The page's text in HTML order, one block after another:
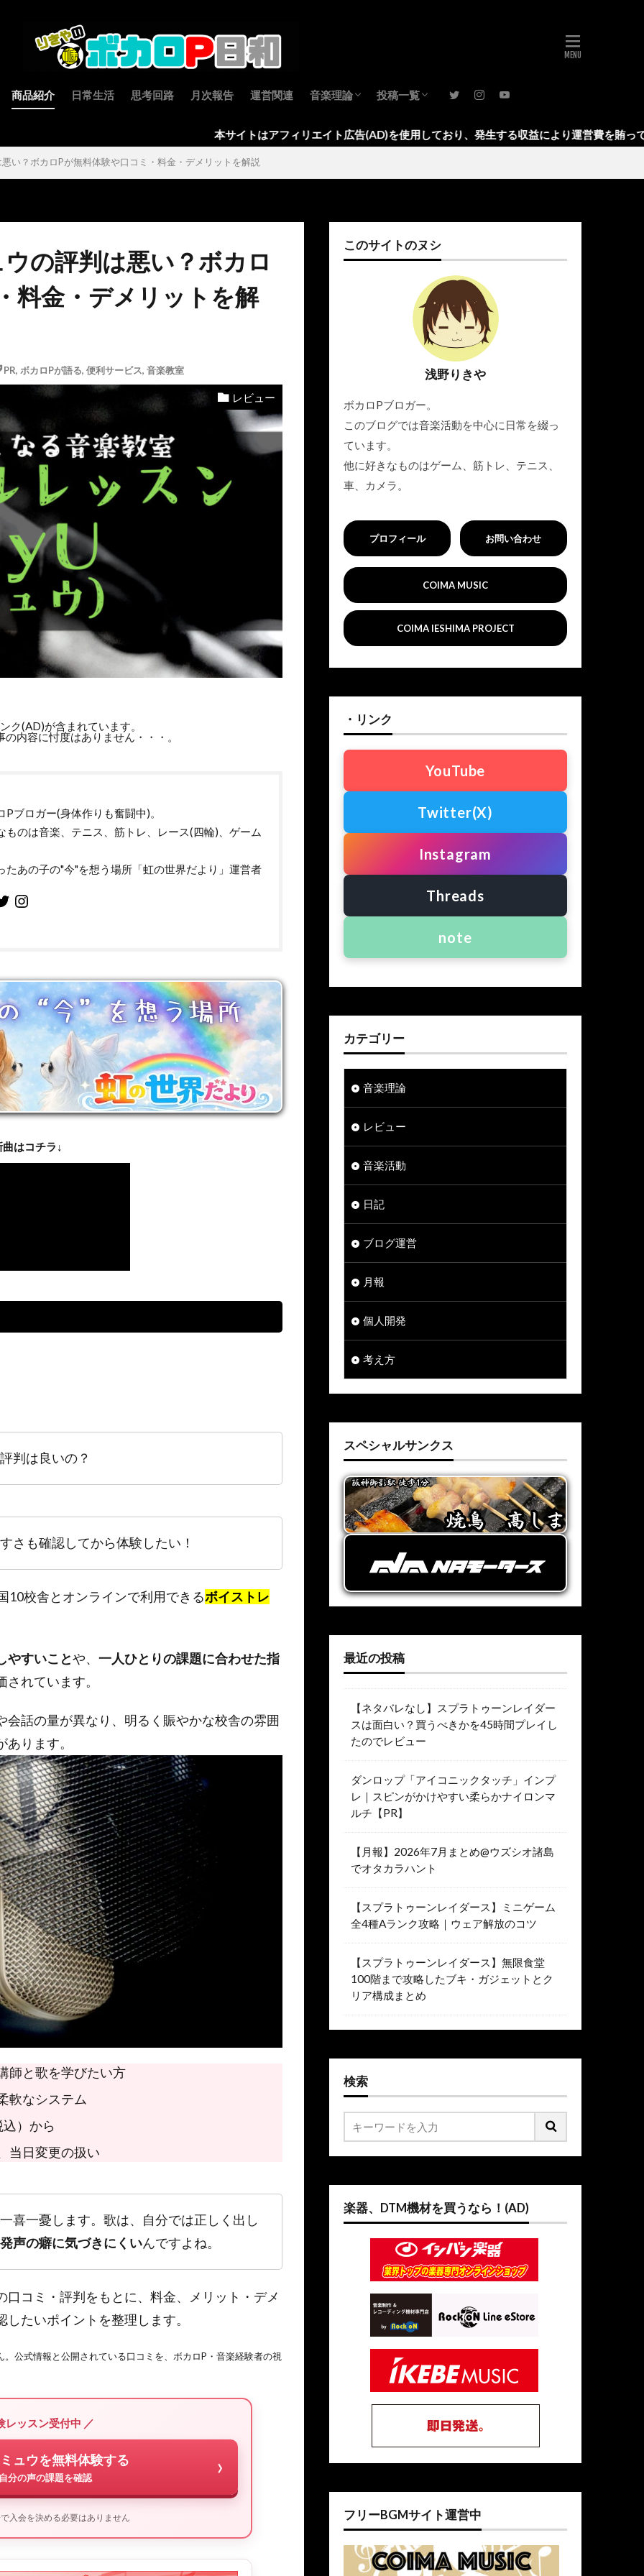
商品紹介 日常生活 思考回路 月次報告 運営関連 音楽理論
音楽理論(基礎)
音楽理論(発展)
投稿一覧
レビュー
音楽活動
考え方
ブログ運営
日記
月報
音楽理論
本サイトはアフィリエイト広告(AD)を使用しており、発生する収益により運営費を賄っております。
い？ボカロPが無料体験や口コミ・料金・デメリットを解説
の評判は悪い？ボカロ
料金・デメリットを解
PR, ボカロPが語る, 便利サービス, 音楽教室
レビュー
ク(AD)が含まれています。
内容に忖度はありません・・・。
Pブロガー(身体作りも奮闘中)。
ものは音楽、テニス、筋トレ、レース(四輪)、ゲーム
たあの子の"今"を想う場所「虹の世界だより」運営者
はコチラ↓
判は良いの？
さも確認してから体験したい！
10校舎とオンラインで利用できるボイストレ
やすいことや、 一人ひとりの課題に合わせた指
されています。
話の量が異なり、明るく賑やかな校舎の雰囲
ります。
と歌を学びたい方
なシステム
）から
日変更の扱い
喜一憂します。歌は、自分では正しく出し
声の癖に気づきにくいんですよね。
コミ・評判をもとに、料金、メリット・デメ
たいポイントを整理します。
公式情報と公開されている口コミを、ボカロP・音楽経験者の視
レッスン受付中 ／
ュウを無料体験する
分の声の課題を確認
入会を決める必要はありません
このサイトのヌシ
浅野りきや
ボカロPブロガー。
このブログでは音楽活動を中心に日常を綴っ
ています。
他に好きなものはゲーム、筋トレ、テニス、
車、カメラ。
プロフィール お問い合わせ
COIMA MUSIC
COIMA IESHIMA PROJECT
・リンク
YouTube
Twitter(X)
Instagram
Threads
note
カテゴリー
音楽理論
レビュー
音楽活動
日記
ブログ運営
月報
個人開発
考え方
スペシャルサンクス
最近の投稿
【ネタバレなし】スプラトゥーンレイダー
スは面白い？買うべきかを45時間プレイし
たのでレビュー
ダンロップ「アイコニックタッチ」インプ
レ｜スピンがかけやすい柔らかナイロンマ
ルチ【PR】
【月報】2026年7月まとめ@ウズシオ諸島
でオタカラハント
【スプラトゥーンレイダース】ミニゲーム
全4種Aランク攻略｜ウェア解放のコツ
【スプラトゥーンレイダース】無限食堂
100階まで攻略したブキ・ガジェットとク
リア構成まとめ
検索
楽器、DTM機材を買うなら！(AD)
フリーBGMサイト運営中